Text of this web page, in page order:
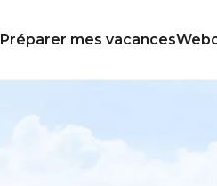
Préparer mes vacances